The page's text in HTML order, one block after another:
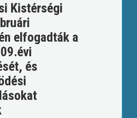
Kistérségi
elfogadták a
és